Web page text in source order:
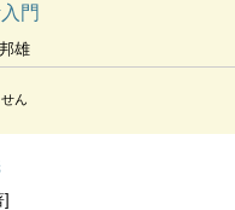
門
雄
ん
]